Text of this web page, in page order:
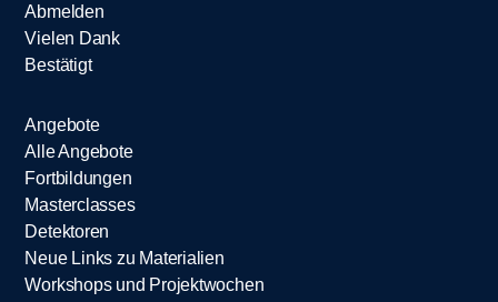
Abmelden
Vielen Dank
Bestätigt
Angebote
Alle Angebote
Fortbildungen
Masterclasses
Detektoren
Neue Links zu Materialien
Workshops und Projektwochen